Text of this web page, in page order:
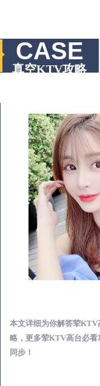
CASE
真空KTV攻略
本文详细为你解答荤KTV
略，更多荤KTV高台必看
同步！